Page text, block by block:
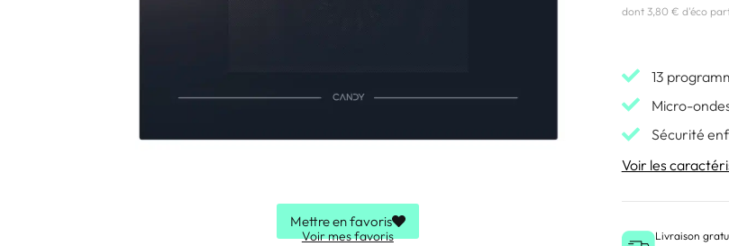
Mettre en favoris
Voir mes favoris
dont 3,80 € d'éco
13
Micro-
Sécurité
Voir les
Livraison